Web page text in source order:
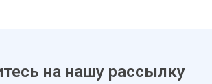
на нашу рассылку